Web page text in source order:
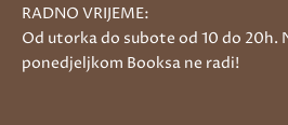
RADNO VRIJEME:
Od utorka do subote od 10 do 20h.
ponedjeljkom Booksa ne radi!